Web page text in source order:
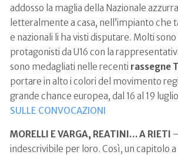
addosso la maglia della Nazionale
letteralmente a casa, nell’impianto che
e nazionali li ha visti disputare. Molti sono
protagonisti da U16 con la
sono medagliati nelle recenti rassegne
portare in alto i colori del movimento
grande chance europea, dal 16 al 19
SULLE CONVOCAZIONI
MORELLI E VARGA, REATINI… A RIETI
indescrivibile per loro. Così, un capitolo